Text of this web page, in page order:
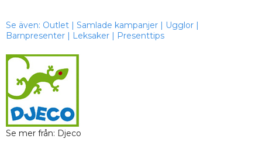
Se även: Outlet | Samlade kampanjer | Ugglor |
Barnpresenter | Leksaker | Presenttips
Se mer från: Djeco